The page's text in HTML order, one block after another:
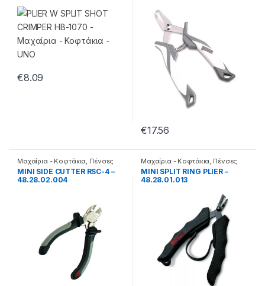
€8.09
€17.56
Μαχαίρια - Κοφτάκια Πένσες
MINI SIDE CUTTER RSC-4 –
48.28.02.004
Μαχαίρια - Κοφτάκια Πένσες
MINI SPLIT RING PLIER –
48.28.01.013